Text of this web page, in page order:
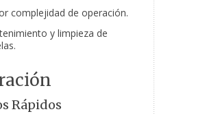
complejidad de operación.
y limpieza de
Rápidos